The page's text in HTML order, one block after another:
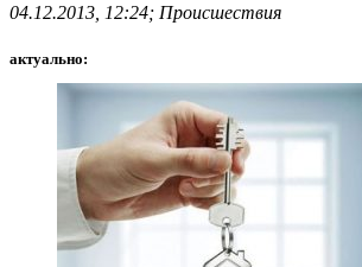
04.12.2013, 12:24; Происшествия
актуально: